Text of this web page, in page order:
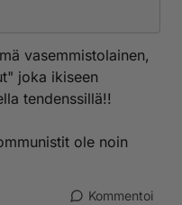
vasemmistolainen,
joka ikiseen
tendenssillä!!
ole noin
Kommentoi